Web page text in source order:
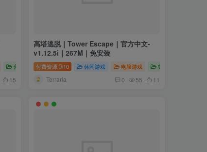
角色扮演
15
高塔逃脱｜Tower Escape｜官方中文-
v1.12.5i｜267M｜免安装
付费资源 10 休闲游戏 电脑游戏 策略游戏
Terraria 0 55 11